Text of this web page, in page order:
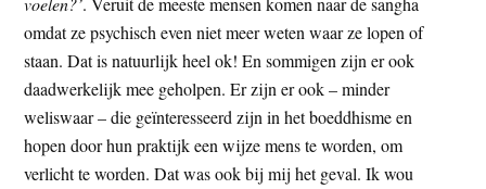
omdat ze psychisch even niet meer weten waar ze lopen of
staan. Dat is natuurlijk heel ok! En sommigen zijn er ook
daadwerkelijk mee geholpen. Er zijn er ook – minder
weliswaar – die geïnteresseerd zijn in het boeddhisme en
hopen door hun praktijk een wijze mens te worden, om
verlicht te worden. Dat was ook bij mij het geval. Ik wou